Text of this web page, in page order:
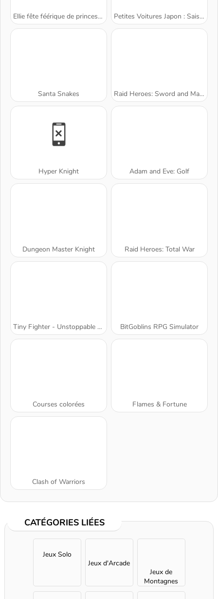
Ellie fête féérique de princesse Petites Voitures Japon : Saison 2
Santa Snakes Raid Heroes: Sword and Magic
Hyper Knight Adam and Eve: Golf
Dungeon Master Knight Raid Heroes: Total War
Tiny Fighter - Unstoppable Run BitGoblins RPG Simulator
Courses colorées Flames & Fortune
Clash of Warriors
CATÉGORIES LIÉES
Jeux Solo
Jeux d'Arcade
Jeux de
Montagnes
Russes